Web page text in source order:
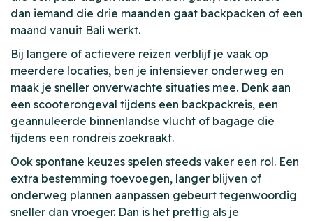
dan iemand die drie maanden gaat backpacken of een
maand vanuit Bali werkt.
Bij langere of actievere reizen verblijf je vaak op
meerdere locaties, ben je intensiever onderweg en
maak je sneller onverwachte situaties mee. Denk aan
een scooterongeval tijdens een backpackreis, een
geannuleerde binnenlandse vlucht of bagage die
tijdens een rondreis zoekraakt.
Ook spontane keuzes spelen steeds vaker een rol. Een
extra bestemming toevoegen, langer blijven of
onderweg plannen aanpassen gebeurt tegenwoordig
sneller dan vroeger. Dan is het prettig als je